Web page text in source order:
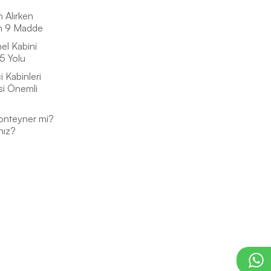
Alırken
9 Madde
Kabini
Yolu
Kabinleri
Önemli
mi?